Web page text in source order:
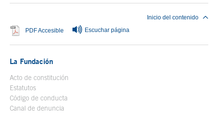
PDF Accesible Se abre en ventana nueva
Escuchar página
Inicio del contenido
La Fundación
Acto de constitución
Estatutos
Código de conducta
Canal de denuncia